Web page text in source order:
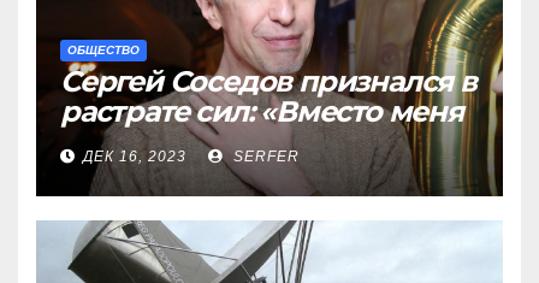
ОБЩЕСТВО
Сергей Соседов признался в
растрате сил: «Вместо меня
взяли Пригожина»
ДЕК 16, 2023 SERFER